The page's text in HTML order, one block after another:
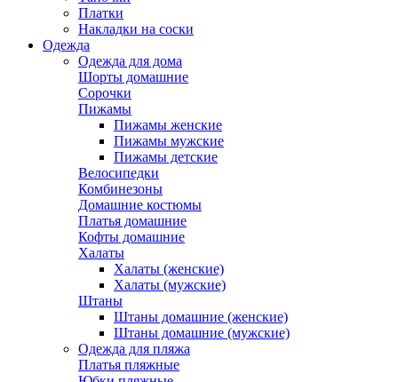
Платки
Накладки на соски
Одежда
Одежда для дома
Шорты домашние
Сорочки
Пижамы
Пижамы женские
Пижамы мужские
Пижамы детские
Велосипедки
Комбинезоны
Домашние костюмы
Платья домашние
Кофты домашние
Халаты
Халаты (женские)
Халаты (мужские)
Штаны
Штаны домашние (женские)
Штаны домашние (мужские)
Одежда для пляжа
Платья пляжные